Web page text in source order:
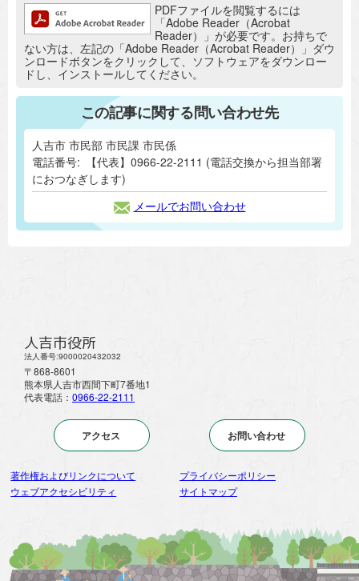
追加情報：PDFファイルPDFファイルを閲覧するには
「Adobe Reader（Acrobat
Reader）」が必要です。お持ちで
ない方は、左記の「Adobe Reader（Acrobat Reader）」ダウ
ンロードボタンをクリックして、ソフトウェアをダウンロー
ドし、インストールしてください。
この記事に関する問い合わせ先
人吉市 市民部 市民課 市民係
電話番号:
【代表】0966-22-2111 (電話交換から担当部署
におつなぎします)
メールでお問い合わせ
人吉市役所
法人番号:9000020432032
〒868-8601
熊本県人吉市西間下町7番地1
代表電話： 0966-22-2111
アクセス お問い合わせ
著作権およびリンクについて
プライバシーポリシー
ウェブアクセシビリティ
サイトマップ